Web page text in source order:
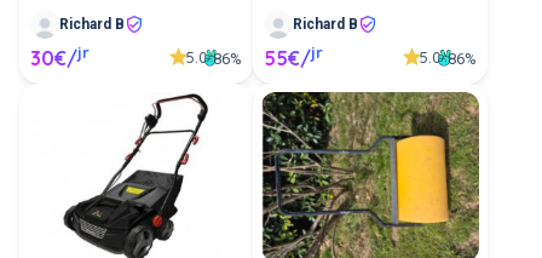
Richard B
30€/jr 5.0 86%
Richard B
55€/jr 5.0 86%